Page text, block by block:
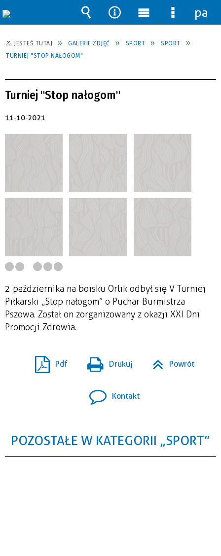
JESTEŚ TUTAJ GALERIE ZDJĘĆ SPORT
SPORT
TURNIEJ "STOP NAŁOGOM"
Turniej "Stop nałogom"
11-10-2021
2 października na boisku Orlik odbył się V Turniej
Piłkarski „Stop nałogom” o Puchar Burmistrza
Pszowa. Został on zorganizowany z okazji XXI Dni
Promocji Zdrowia.
Pdf Drukuj Powrót
Kontakt
POZOSTAŁE W KATEGORII „SPORT”
Wyszukiwarka
Narzędzia
Menu
główne
Menu